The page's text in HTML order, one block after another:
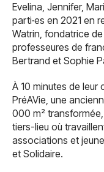
Evelina, Jennifer,
parti·es en 2021 en
Watrin, fondatrice
professeures de
Bertrand et Sophie
À 10 minutes de
PréAVie, une
000 m²
tiers-lieu où
associations et
et Solidaire.